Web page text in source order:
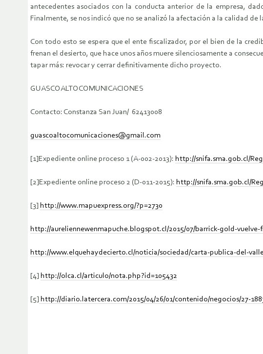
antecedentes asociados con la conducta anterior de la empresa,
Finalmente, se nos indicó que no se analizó la afectación a la calidad
Con todo esto se espera que el ente fiscalizador, por el bien de la
frenan el desierto, que hace unos años muere silenciosamente a
tapar más: revocar y cerrar definitivamente dicho proyecto.
GUASCOALTOCOMUNICACIONES
Contacto: Constanza San Juan/ 62413008
guascoaltocomunicaciones@gmail.com
[1]Expediente online proceso 1 (A-002-2013): http://snifa.sma.gob.cl/
[2]Expediente online proceso 2 (D-011-2015): http://snifa.sma.gob.cl/
[3] http://www.mapuexpress.org/?p=2730
http://aureliennewenmapuche.blogspot.cl/2015/07/barrick-gold-vuelve-
http://www.elquehaydecierto.cl/noticia/sociedad/carta-publica-del-
[4] http://olca.cl/articulo/nota.php?id=105432
[5] http://diario.latercera.com/2015/04/26/01/contenido/negocios/27-